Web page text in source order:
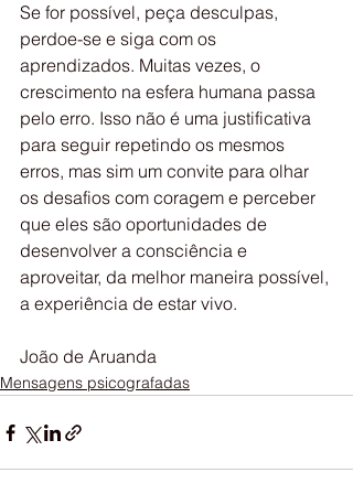
Se for possível, peça desculpas,
perdoe-se e siga com os
aprendizados. Muitas vezes, o
crescimento na esfera humana passa
pelo erro. Isso não é uma justificativa
para seguir repetindo os mesmos
erros, mas sim um convite para olhar
os desafios com coragem e perceber
que eles são oportunidades de
desenvolver a consciência e
aproveitar, da melhor maneira possível,
a experiência de estar vivo.
João de Aruanda
Mensagens psicografadas